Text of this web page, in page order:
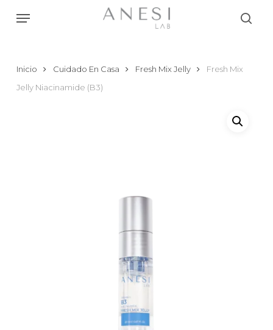
Menu
Inicio Cuidado En Casa Fresh Mix Jelly
Fresh Mix
Jelly Niacinamide (B3)